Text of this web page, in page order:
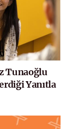
Tunaoğlu
Yanıtla